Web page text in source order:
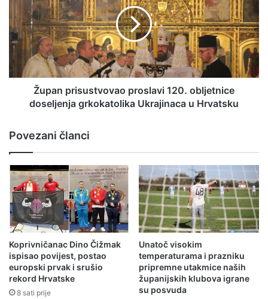
Župan prisustvovao proslavi 120. obljetnice
doseljenja grkokatolika Ukrajinaca u Hrvatsku
Povezani članci
Koprivničanac Dino Čižmak
ispisao povijest, postao
europski prvak i srušio
rekord Hrvatske
8 sati prije
Unatoč visokim
temperaturama i prazniku
pripremne utakmice naših
županijskih klubova igrane
su posvuda